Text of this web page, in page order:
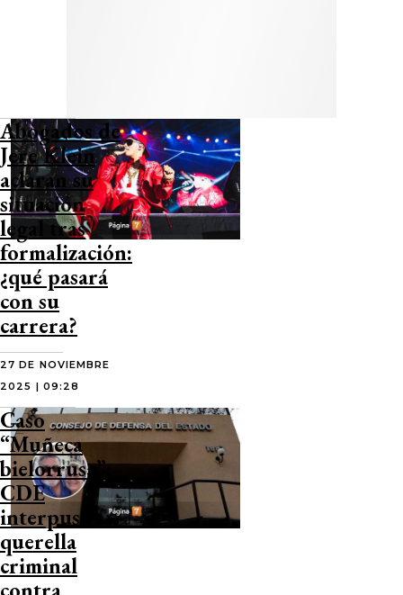
Abogados de
Jere Klein
aclaran su
situación
legal tras
formalización:
¿qué pasará
con su
carrera?
27 DE NOVIEMBRE
2025 | 09:28
Caso
“Muñeca
bielorrusa”:
CDE
interpuso
querella
criminal